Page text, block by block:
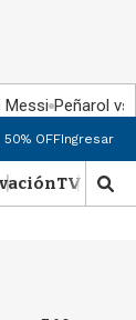
Messi Peñarol
OFFIngresar
TV Show
M
o